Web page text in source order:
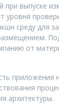
при выпуске
уровня
среду для
от
приложения
архитектуры.